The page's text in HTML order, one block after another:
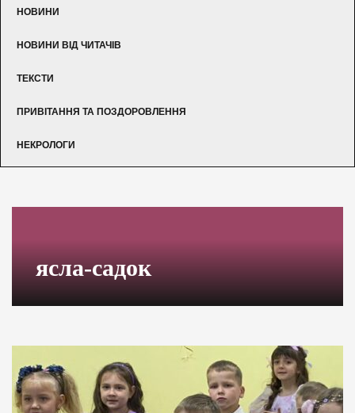
НОВИНИ
НОВИНИ ВІД ЧИТАЧІВ
ТЕКСТИ
ПРИВІТАННЯ ТА ПОЗДОРОВЛЕННЯ
НЕКРОЛОГИ
ясла-садок